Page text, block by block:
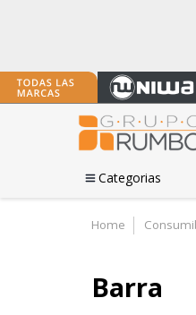
Categorias
Home
Barra